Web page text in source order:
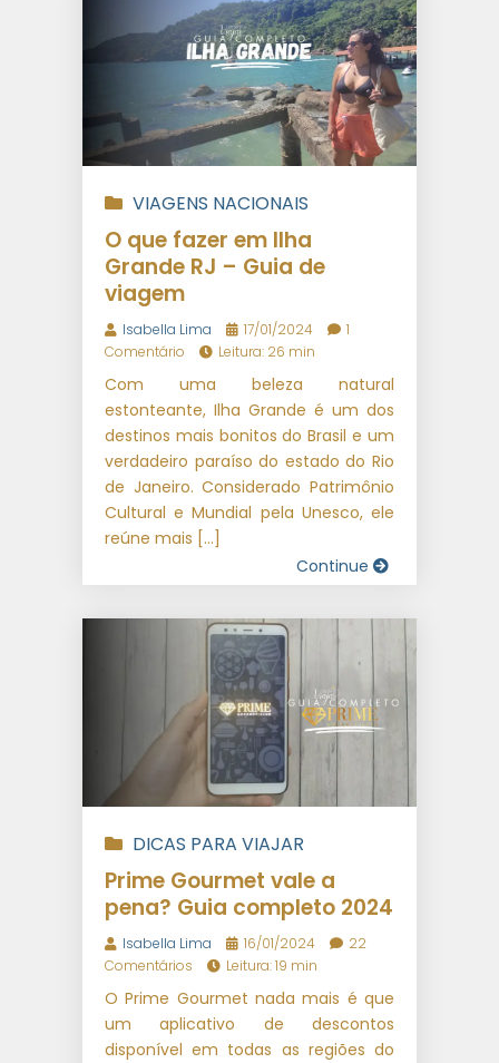
VIAGENS NACIONAIS
O que fazer em Ilha
Grande RJ – Guia de
viagem
Isabella Lima 17/01/2024
1
Comentário
Leitura: 26 min
Com uma beleza natural
estonteante, Ilha Grande é um dos
destinos mais bonitos do Brasil e um
verdadeiro paraíso do estado do Rio
de Janeiro. Considerado Patrimônio
Cultural e Mundial pela Unesco, ele
reúne mais […]
Continue
DICAS PARA VIAJAR
Prime Gourmet vale a
pena? Guia completo 2024
Isabella Lima 16/01/2024
22
Comentários
Leitura: 19 min
O Prime Gourmet nada mais é que
um aplicativo de descontos
disponível em todas as regiões do